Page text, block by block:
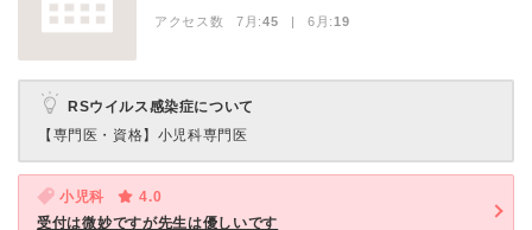
アクセス数 7月:45 | 6月:19
RSウイルス感染症について
【専門医・資格】 小児科専門医
小児科
4.0
受付は微妙ですが先生は優しいです